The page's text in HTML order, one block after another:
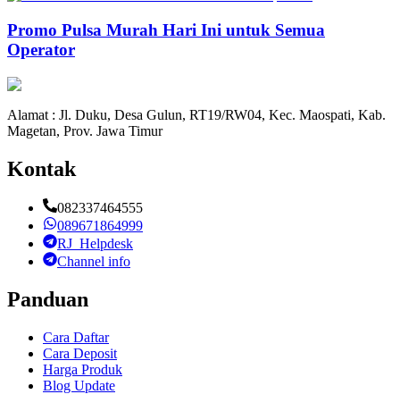
Promo Pulsa Murah Hari Ini untuk Semua
Operator
Alamat : Jl. Duku, Desa Gulun, RT19/RW04, Kec. Maospati, Kab.
Magetan, Prov. Jawa Timur
Kontak
082337464555
089671864999
RJ_Helpdesk
Channel info
Panduan
Cara Daftar
Cara Deposit
Harga Produk
Blog Update